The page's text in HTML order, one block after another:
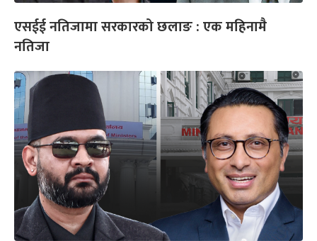
एसईई नतिजामा सरकारको छलाङ : एक महिनामै
नतिजा